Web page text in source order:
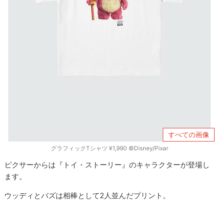
すべての画像
グラフィックTシャツ ¥1,990 ©Disney/Pixar
ピクサーからは『トイ・ストーリー』のキャラクターが登場し
ます。
ウッディとバズは相棒として2人並んだプリント。